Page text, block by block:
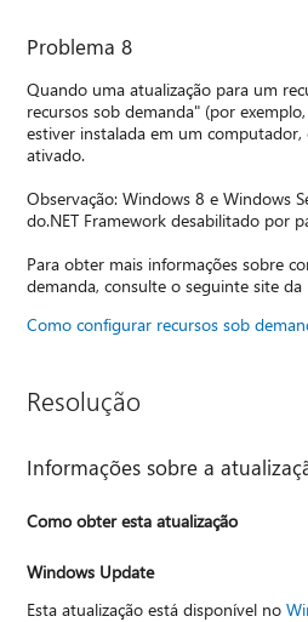
Problema 8
Quando uma atualização para um
recursos sob demanda" (por
estiver instalada em um
ativado.
Observação: Windows 8 e Windows
do.NET Framework desabilitado por
Para obter mais informações sobre
demanda, consulte o seguinte site
Como configurar recursos sob
Resolução
Informações sobre a
Como obter esta atualização
Windows Update
Esta atualização está disponível no